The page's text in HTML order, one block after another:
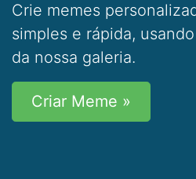
Crie memes
simples e rápida,
da nossa galeria.
Criar Meme »